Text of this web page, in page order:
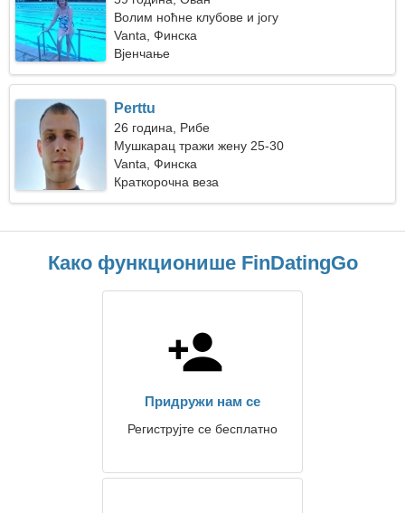
Волим ноћне клубове и јогу
Vanta, Финска
Вјенчање
Perttu
26 година, Рибе
Мушкарац тражи жену 25-30
Vanta, Финска
Краткорочна веза
Како функционише FinDatingGo
Придружи нам се
Региструјте се бесплатно